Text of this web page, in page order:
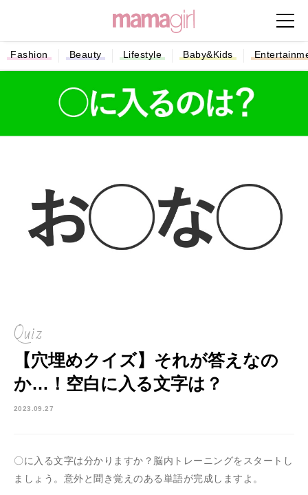
Fashion Beauty Lifestyle Baby&Kids
Quiz
【穴埋めクイズ】それが答えなの
か…！空白に入る文字は？
2023.09.27
〇に入る文字は分かりますか？脳内トレーニングをスタートし
ましょう。意外と聞き覚えのある単語が完成しますよ。